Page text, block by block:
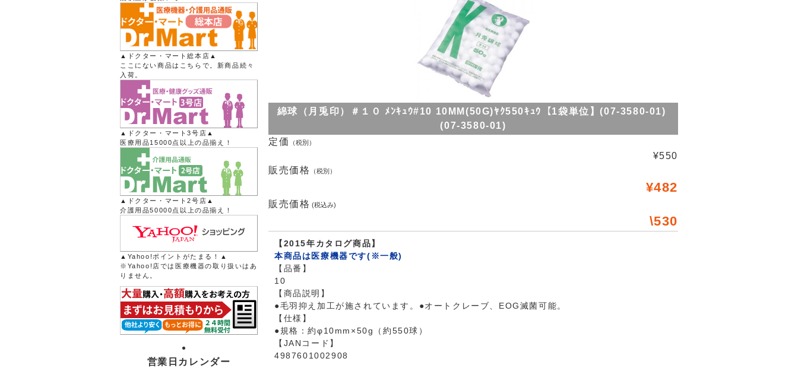
綿球（月兎印）＃１０ ﾒﾝｷｭｳ#10 10MM(50G)ﾔｸ550ｷｭｳ【1袋単位】(07-3580-01)
(07-3580-01)
定価
（税別）
¥550
販売価格
（税別）
¥482
販売価格 (税込み)
\530
【2015年カタログ商品】
本商品は医療機器です(※一般)
【品番】
10
【商品説明】
●毛羽抑え加工が施されています。●オートクレーブ、EOG滅菌可能。
【仕様】
●規格：約φ10mm×50g（約550球）
【JANコード】
4987601002908
▲ドクター・マート総本店▲
ここにない商品はこちらで。新商品続々
入荷。
▲ドクター・マート3号店▲
医療用品15000点以上の品揃え！
▲ドクター・マート2号店▲
介護用品50000点以上の品揃え！
▲Yahoo!ポイントがたまる！▲
※Yahoo!店では医療機器の取り扱いはあ
りません。
営業日カレンダー